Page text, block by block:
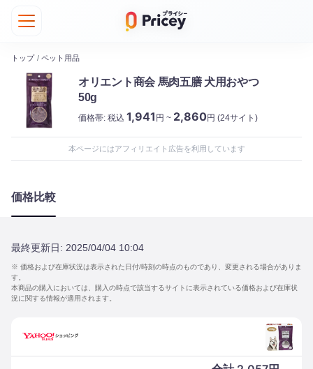
トップ / ペット用品
オリエント商会 馬肉五膳 犬用おやつ
50g
価格帯: 税込 1,941 円 ~ 2,860円 (24サイト)
本ページにはアフィリエイト広告を利用しています
価格比較
最終更新日: 2025/04/04 10:04
※ 価格および在庫状況は表示された日付/時刻の時点のものであり、変更される場合がありま
す。
本商品の購入においては、購入の時点で該当するサイトに表示されている価格および在庫状
況に関する情報が適用されます。